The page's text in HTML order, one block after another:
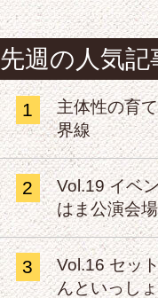
先週の人気
1
主体性の育
界線
2
Vol.19 イベ
はま公演会
3
Vol.16 セッ
んといっし